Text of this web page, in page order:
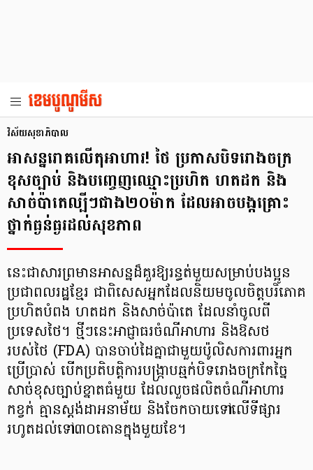
វិស័យសុខាភិបាល
អាសន្នរោគលើតុអាហារ! ថៃ ប្រកាសបិទរោងចក្រ
ខុសច្បាប់ និងបញ្ចេញឈ្មោះប្រហិត ហតដក និង
សាច់ប៉ាតេល្បីៗជាង២០ម៉ាក ដែលអាចបង្កគ្រោះ
ថ្នាក់ធ្ងន់ធ្ងរដល់សុខភាព
នេះជាសារព្រមានអាសន្នដ៏គួរឱ្យរន្ធត់មួយសម្រាប់បងប្អូន
ប្រជាពលរដ្ឋខ្មែរ ជាពិសេសអ្នកដែលនិយមចូលចិត្តបរិភោគ
ប្រហិតបំពង ហតដក និងសាច់ប៉ាតេ ដែលនាំចូលពី
ប្រទេសថៃ។ ថ្មីៗនេះអាជ្ញាធរចំណីអាហារ និងឱសថ
របស់ថៃ (FDA) បានចាប់ដៃគ្នាជាមួយប៉ូលិសការពារអ្នក
ប្រើប្រាស់ បើកប្រតិបត្តិការបង្ក្រាបឆ្មក់បិទរោងចក្រកែច្នៃ
សាច់ខុសច្បាប់ខ្នាតធំមួយ ដែលលួចផលិតចំណីអាហារ
កខ្វក់ គ្មានស្តង់ដាអនាម័យ និងចែកចាយទៅលើទីផ្សារ
រហូតដល់ទៅ៣០តោនក្នុងមួយខែ។